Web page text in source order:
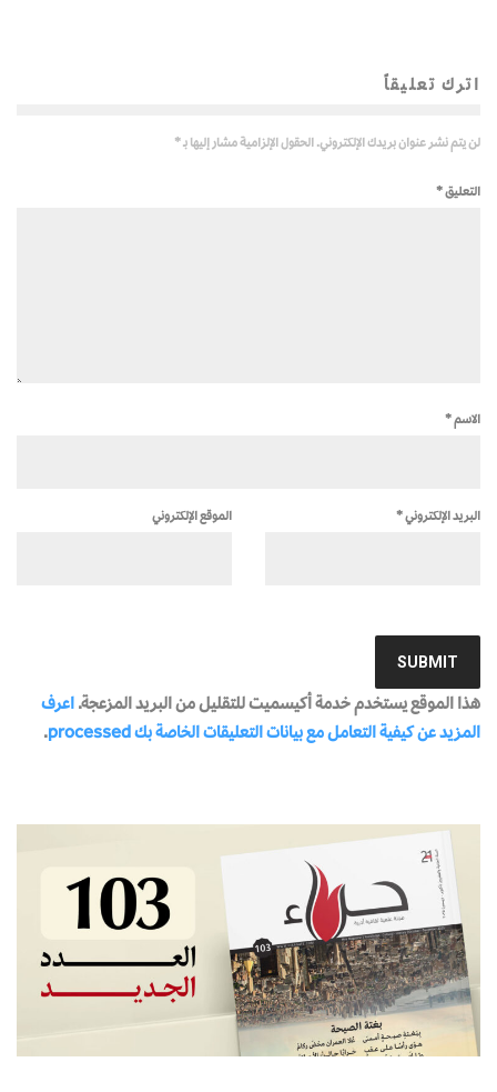
اترك تعليقاً
لن يتم نشر عنوان بريدك الإلكتروني. الحقول الإلزامية مشار إليها بـ*
التعليق*
الاسم *
البريد الإلكتروني* الموقع الإلكتروني
هذا الموقع يستخدم خدمة أكيسميت للتقليل من البريد المزعجة. اعرف
المزيد عن كيفية التعامل مع بيانات التعليقات الخاصة بك processed
.